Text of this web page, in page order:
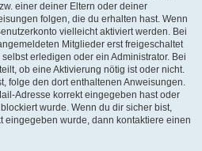
einer deiner Eltern oder deiner
folgen, die du erhalten hast. Wenn
vielleicht aktiviert werden. Bei
Mitglieder erst freigeschaltet
erledigen oder ein Administrator. Bei
ob eine Aktivierung nötig ist oder nicht.
folge den dort enthaltenen Anweisungen.
Adresse korrekt eingegeben hast oder
wurde. Wenn du dir sicher bist,
eingegeben wurde, dann kontaktiere einen